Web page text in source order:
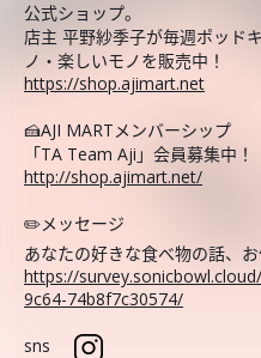
公式ショップ。
店主 平野紗季子が毎週ポッド
ノ・楽しいモノを販売中！
https://shop.ajimart.net
🍰AJI MARTメンバーシップ
「TA Team Aji」会員募集中！
http://shop.ajimart.net/
✏️メッセージ
あなたの好きな食べ物の話、お
https://
9c64-74b8f7c30574/
sns